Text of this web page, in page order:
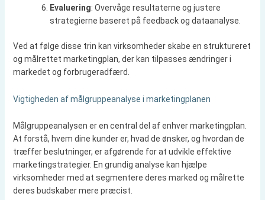
Evaluering: Overvåge resultaterne og justere
strategierne baseret på feedback og dataanalyse.
Ved at følge disse trin kan virksomheder skabe en struktureret
og målrettet marketingplan, der kan tilpasses ændringer i
markedet og forbrugeradfærd.
Vigtigheden af målgruppeanalyse i marketingplanen
Målgruppeanalysen er en central del af enhver marketingplan.
At forstå, hvem dine kunder er, hvad de ønsker, og hvordan de
træffer beslutninger, er afgørende for at udvikle effektive
marketingstrategier. En grundig analyse kan hjælpe
virksomheder med at segmentere deres marked og målrette
deres budskaber mere præcist.